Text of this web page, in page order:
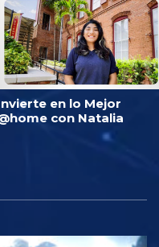
en lo Mejor
con Natalia